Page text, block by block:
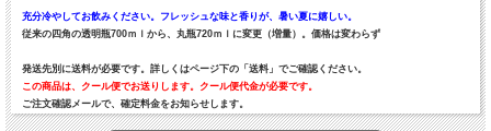
充分冷やしてお飲みください。フレッシュな味と香りが、暑い夏に嬉しい。
従来の四角の透明瓶700ｍｌから、丸瓶720ｍｌに変更（増量）。価格は変わらず
発送先別に送料が必要です。詳しくはページ下の「送料」でご確認ください。
この商品は、クール便でお送りします。クール便代金が必要です。
ご注文確認メールで、確定料金をお知らせします。